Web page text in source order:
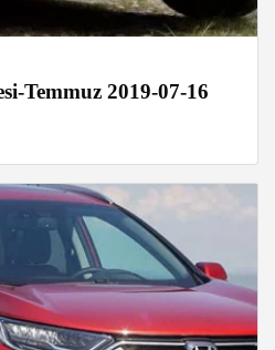
Temmuz 2019-07-16